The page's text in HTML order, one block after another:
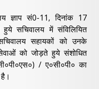
ज्ञाप सं0-11, दिनांक 17
सचिवालय में संविलियित
सहायकों को उनके
को जोड़ते हुये संशोधित
/ ए०सी०पी० का